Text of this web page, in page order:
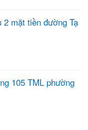
2 mặt tiền đường Tạ
105 TML phường